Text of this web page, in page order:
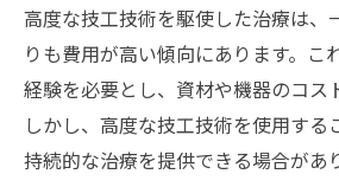
高度な技工技術を駆使した治療は、
りも費用が高い傾向にあります。こ
経験を必要とし、資材や機器のコス
しかし、高度な技工技術を使用する
持続的な治療を提供できる場合があ